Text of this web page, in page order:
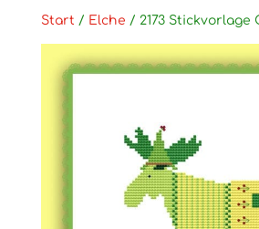
Start / Elche / 2173 Stickvorlage